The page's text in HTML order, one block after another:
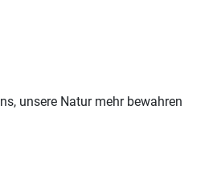
unsere Natur mehr bewahren